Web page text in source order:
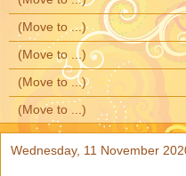
Wednesday, 11 November